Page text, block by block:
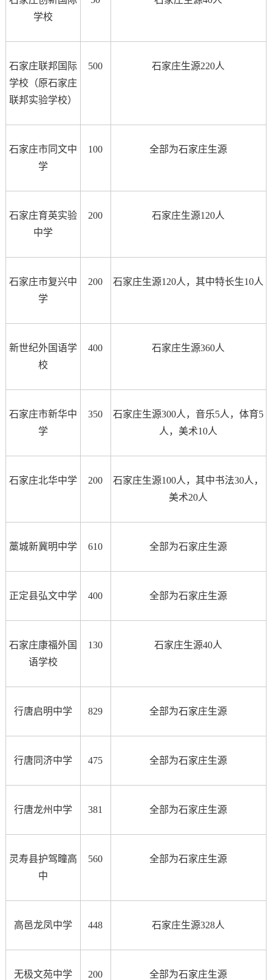
学校
石家庄联邦国际
学校（原石家庄
联邦实验学校）
500 石家庄生源220人
石家庄市同文中
学
100 全部为石家庄生源
石家庄育英实验
中学
200 石家庄生源120人
石家庄市复兴中
学
200 石家庄生源120人，其中特长生10人
新世纪外国语学
校
400 石家庄生源360人
石家庄市新华中
学
350
石家庄生源300人，音乐5人，体育5
人，美术10人
石家庄北华中学 200
石家庄生源100人，其中书法30人，
美术20人
藁城新冀明中学 610 全部为石家庄生源
正定县弘文中学 400 全部为石家庄生源
石家庄康福外国
语学校
130 石家庄生源40人
行唐启明中学 829 全部为石家庄生源
行唐同济中学 475 全部为石家庄生源
行唐龙州中学 381 全部为石家庄生源
灵寿县护驾疃高
中
560 全部为石家庄生源
高邑龙凤中学 448 石家庄生源328人
无极文苑中学 200 全部为石家庄生源